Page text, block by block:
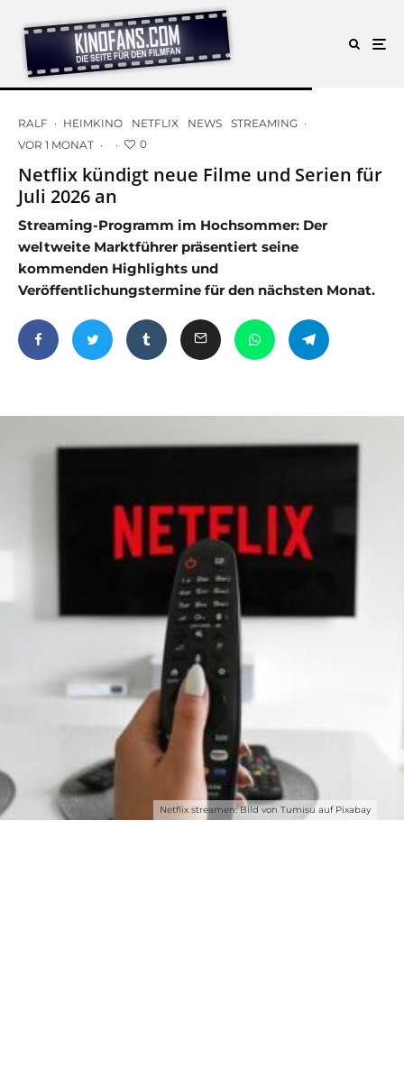
RALF · HEIMKINO NETFLIX NEWS STREAMING ·
VOR 1 MONAT · · 0
Netflix kündigt neue Filme und Serien für
Juli 2026 an
Streaming-Programm im Hochsommer: Der
weltweite Marktführer präsentiert seine
kommenden Highlights und
Veröffentlichungstermine für den nächsten Monat.
Netflix streamen: Bild von Tumisu auf Pixabay